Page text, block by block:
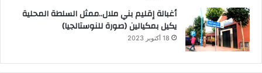
أغبالة إقليم بني ملال..ممثل السلطة المحلية
يكيل بمكيالين (صورة للنوستالجيا)
18 أكتوبر 2023